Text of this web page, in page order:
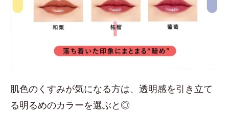
肌色のくすみが気になる方は、透明感を引き立て
る明るめのカラーを選ぶと◎